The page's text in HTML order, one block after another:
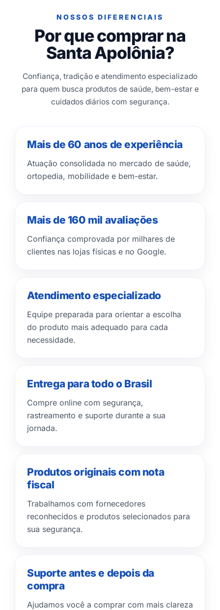
NOSSOS DIFERENCIAIS
Por que comprar na
Santa Apolônia?
Confiança, tradição e atendimento especializado
para quem busca produtos de saúde, bem-estar e
cuidados diários com segurança.
Mais de 60 anos de experiência
Atuação consolidada no mercado de saúde,
ortopedia, mobilidade e bem-estar.
Mais de 160 mil avaliações
Confiança comprovada por milhares de
clientes nas lojas físicas e no Google.
Atendimento especializado
Equipe preparada para orientar a escolha
do produto mais adequado para cada
necessidade.
Entrega para todo o Brasil
Compre online com segurança,
rastreamento e suporte durante a sua
jornada.
Produtos originais com nota
fiscal
Trabalhamos com fornecedores
reconhecidos e produtos selecionados para
sua segurança.
Suporte antes e depois da
compra
Ajudamos você a comprar com mais clareza